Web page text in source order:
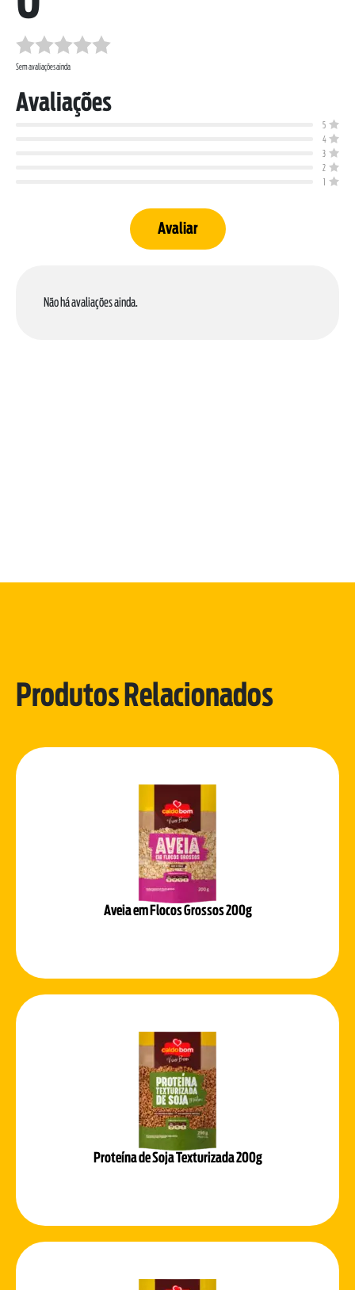
Sem avaliações ainda
Avaliações
5
4
3
2
1
Avaliar
Não há avaliações ainda.
Produtos Relacionados
Aveia em Flocos Grossos 200g
Proteína de Soja Texturizada 200g